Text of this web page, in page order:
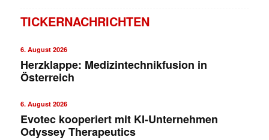
TICKERNACHRICHTEN
6. August 2026
Herzklappe: Medizintechnikfusion in
Österreich
6. August 2026
Evotec kooperiert mit KI-Unternehmen
Odyssey Therapeutics